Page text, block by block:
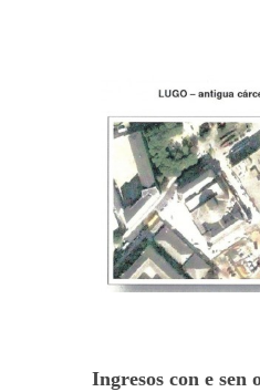
Ingresos con e sen